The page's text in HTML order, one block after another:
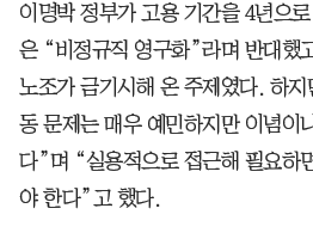
이명박 정부가 고용 기간을 4년으
은 “비정규직 영구화”라며 반대했
노조가 금기시해 온 주제였다. 하
동 문제는 매우 예민하지만 이념이
다”며 “실용적으로 접근해 필요하
야 한다”고 했다.